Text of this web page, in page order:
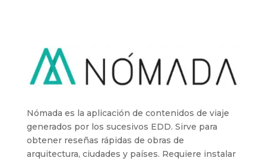
Nómada es la aplicación de contenidos de viaje
generados por los sucesivos EDD. Sirve para
obtener reseñas rápidas de obras de
arquitectura, ciudades y países. Requiere instalar